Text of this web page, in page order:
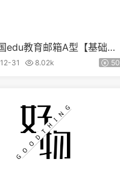
edu教育邮箱A型【基础体
31 8.02k 50